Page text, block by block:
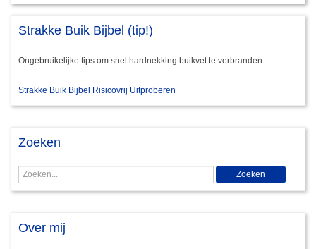
Strakke Buik Bijbel (tip!)
Ongebruikelijke tips om snel hardnekking buikvet te verbranden:
Strakke Buik Bijbel Risicovrij Uitproberen
Zoeken
Over mij